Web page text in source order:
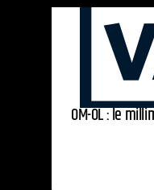
OM-OL : le